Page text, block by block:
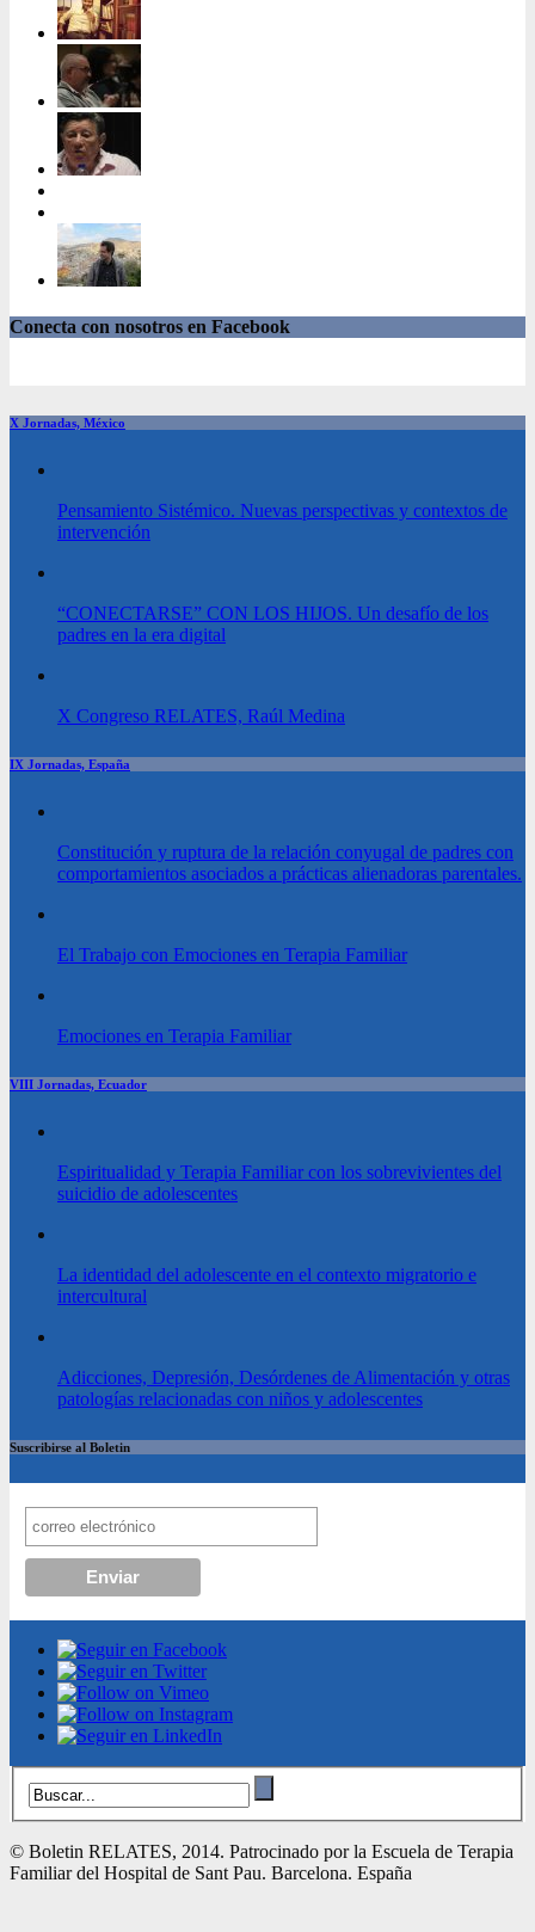
Conecta con nosotros en Facebook
X Jornadas, México
Pensamiento Sistémico. Nuevas perspectivas y contextos de
intervención
“CONECTARSE” CON LOS HIJOS. Un desafío de los
padres en la era digital
X Congreso RELATES, Raúl Medina
IX Jornadas, España
Constitución y ruptura de la relación conyugal de padres con
comportamientos asociados a prácticas alienadoras parentales.
El Trabajo con Emociones en Terapia Familiar
Emociones en Terapia Familiar
VIII Jornadas, Ecuador
Espiritualidad y Terapia Familiar con los sobrevivientes del
suicidio de adolescentes
La identidad del adolescente en el contexto migratorio e
intercultural
Adicciones, Depresión, Desórdenes de Alimentación y otras
patologías relacionadas con niños y adolescentes
Suscribirse al Boletin
© Boletin RELATES, 2014. Patrocinado por la Escuela de Terapia
Familiar del Hospital de Sant Pau. Barcelona. España